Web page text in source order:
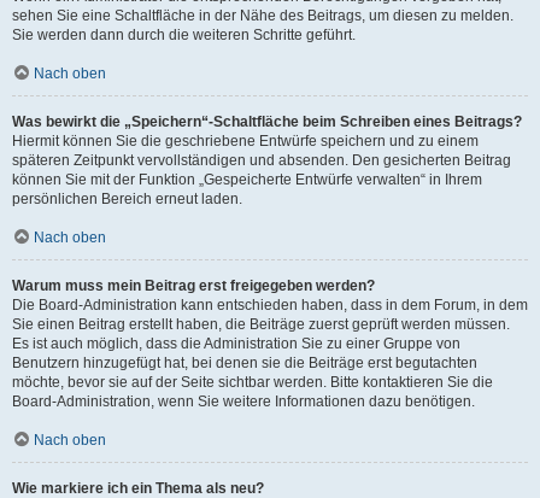
sehen Sie eine Schaltfläche in der Nähe des Beitrags, um diesen zu melden.
Sie werden dann durch die weiteren Schritte geführt.
Nach oben
Was bewirkt die „Speichern“-Schaltfläche beim Schreiben eines Beitrags?
Hiermit können Sie die geschriebene Entwürfe speichern und zu einem
späteren Zeitpunkt vervollständigen und absenden. Den gesicherten Beitrag
können Sie mit der Funktion „Gespeicherte Entwürfe verwalten“ in Ihrem
persönlichen Bereich erneut laden.
Nach oben
Warum muss mein Beitrag erst freigegeben werden?
Die Board-Administration kann entschieden haben, dass in dem Forum, in dem
Sie einen Beitrag erstellt haben, die Beiträge zuerst geprüft werden müssen.
Es ist auch möglich, dass die Administration Sie zu einer Gruppe von
Benutzern hinzugefügt hat, bei denen sie die Beiträge erst begutachten
möchte, bevor sie auf der Seite sichtbar werden. Bitte kontaktieren Sie die
Board-Administration, wenn Sie weitere Informationen dazu benötigen.
Nach oben
Wie markiere ich ein Thema als neu?